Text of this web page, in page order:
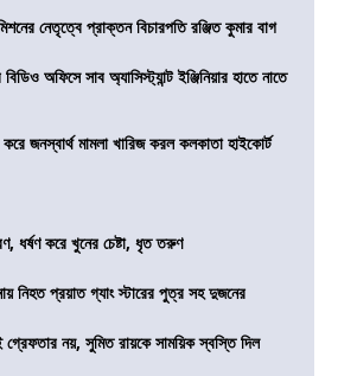
নেতৃত্বে প্রাক্তন বিচারপতি রঞ্জিত কুমার বাগ
অফিসে সাব অ্যাসিস্ট্যান্ট ইঞ্জিনিয়ার হাতে নাতে
জনস্বার্থ মামলা খারিজ করল কলকাতা হাইকোর্ট
ধর্ষণ করে খুনের চেষ্টা, ধৃত তরুণ
নিহত প্রয়াত গ্যাং স্টারের পুত্র সহ দুজনের
গ্রেফতার নয়, সুমিত রায়কে সাময়িক স্বস্তি দিল